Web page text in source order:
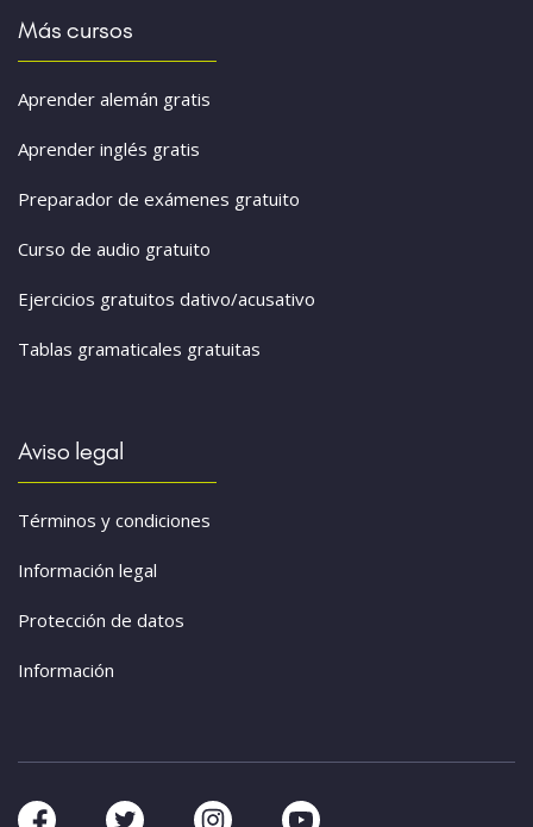
Más cursos
Aprender alemán gratis
Aprender inglés gratis
Preparador de exámenes gratuito
Curso de audio gratuito
Ejercicios gratuitos dativo/acusativo
Tablas gramaticales gratuitas
Aviso legal
Términos y condiciones
Información legal
Protección de datos
Información